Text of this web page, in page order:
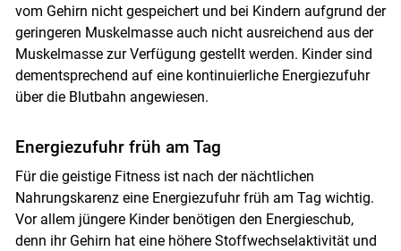
Skip to main content
vom Gehirn nicht gespeichert und bei Kindern aufgrund der
geringeren Muskelmasse auch nicht ausreichend aus der
Muskelmasse zur Verfügung gestellt werden. Kinder sind
dementsprechend auf eine kontinuierliche Energiezufuhr
über die Blutbahn angewiesen.
Energiezufuhr früh am Tag
Für die geistige Fitness ist nach der nächtlichen
Nahrungskarenz eine Energiezufuhr früh am Tag wichtig.
Vor allem jüngere Kinder benötigen den Energieschub,
denn ihr Gehirn hat eine höhere Stoffwechselaktivität und